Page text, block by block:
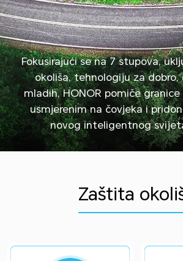
Fokusirajući se na 7 stupova,
okoliša, tehnologiju za dobro,
mladih, HONOR pomiče
usmjerenim na čovjeka i
novog inteligentnog
Zaštita